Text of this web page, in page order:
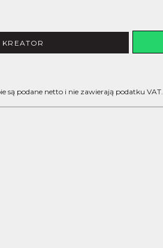
KREATOR
są podane netto i nie zawierają podatku VAT.